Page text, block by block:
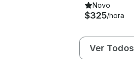
Novo
$325/hora
Ver Todos